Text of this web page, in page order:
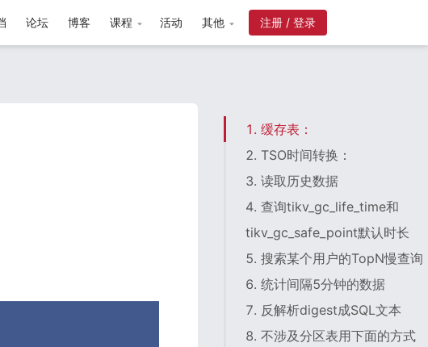
论坛 博客 课程 活动 其他 注册 / 登录
1. 缓存表：
2. TSO时间转换：
3. 读取历史数据
4. 查询tikv_gc_life_time和
tikv_gc_safe_point默认时长
5. 搜索某个用户的TopN慢查询
6. 统计间隔5分钟的数据
7. 反解析digest成SQL文本
8. 不涉及分区表用下面的方式